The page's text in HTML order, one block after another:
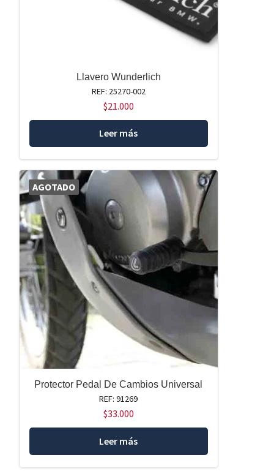
Llavero Wunderlich
REF: 25270-002
$21.000
Leer más
AGOTADO
Protector Pedal De Cambios Universal
REF: 91269
$33.000
Leer más